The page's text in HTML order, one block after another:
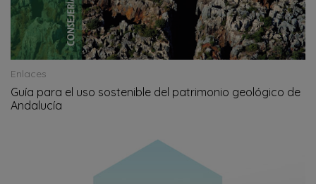
Enlaces
Guía para el uso sostenible del patrimonio geológico de
Andalucía